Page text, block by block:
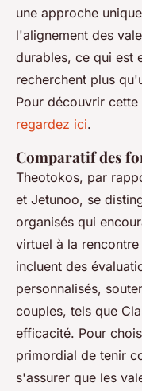
une approche
l'alignement des
durables, ce qui est
recherchent plus
Pour découvrir
regardez ici.
Comparatif des
Theotokos, par
et Jetunoo, se
organisés qui
virtuel à la
incluent des
personnalisés,
couples, tels que
efficacité. Pour
primordial de tenir
s'assurer que les